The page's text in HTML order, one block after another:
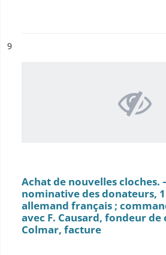
n°
9
Achat de nouvelles cloches.
nominative des donateurs,
allemand français ;
avec F. Causard, fondeur de
Colmar, facture